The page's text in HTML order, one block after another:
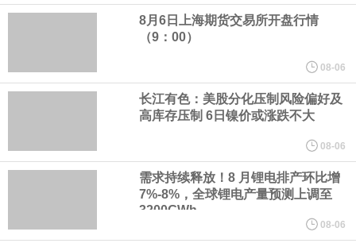
辆；销量51784辆，去年同期45974辆。其中，新能源汽车产量
10771辆，去年同期8294辆；销量11288辆，去年同期7794辆。本
年累计汽车产品产量40.74万辆，去年同期38万辆，累计同比增
7.22%；累计销量41.22万辆，去年同期37.34万辆，累计同比增
10.38%。发动机产品（含福康）本月销量29304台，去年同期
19422台；本年累计销量18.71万台，去年同期15.33万台，累计同
8月6日上海期货交易所开盘行情
（9：00）
08-06
长江有色：美股分化压制风险偏好及
高库存压制 6日镍价或涨跌不大
08-06
需求持续释放！8 月锂电排产环比增
7%-8%，全球锂电产量预测上调至
3200GWh
08-06